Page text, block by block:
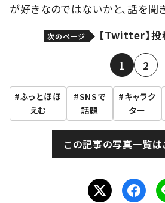
が好きなのではないかと、話を聞
次のページ 【Twitter】
1 2
ふっとほほ
えむ
SNSで
話題
キャラク
ター
この記事の写真一覧は